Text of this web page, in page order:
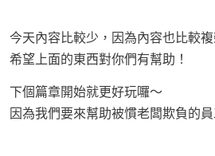
今天內容比較少，因為內容也比較複
希望上面的東西對你們有幫助！
下個篇章開始就更好玩囉～
因為我們要來幫助被慣老闆欺負的員